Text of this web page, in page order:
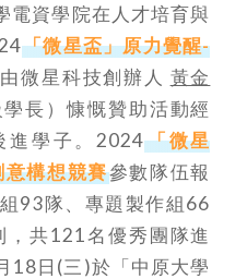
電資學院在人才培育與
「微星盃」原力覺醒-
微星科技創辦人 黃金
學長）慷慨贊助活動經
進學子。2024「微星
構想競賽參數隊伍報
93隊、專題製作組66
共121名優秀團隊進
18日(三)於「中原大學